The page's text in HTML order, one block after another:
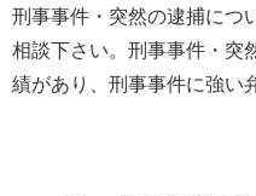
刑事事件・突然の逮捕につ
相談下さい。刑事事件・突
績があり、刑事事件に強い